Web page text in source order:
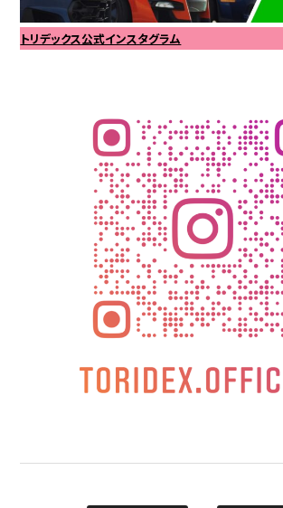
トリデックス公式インスタグラム